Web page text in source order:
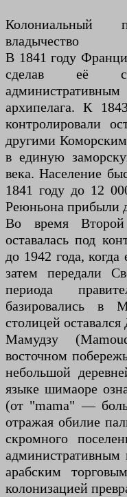
Колониальный
владычество
В 1841 году
сделав её
архипелага. К
контролировали
другими
в единую
века. Население
1841 году до 12
Реюньона прибыли
Во время
оставалась под
до 1942 года,
затем передали
периода
базировались в
столицей
Мамудзу
восточном
небольшой
языке шимаоре
(от "mama" —
отражая обилие
скромного
арабским
колонизацией